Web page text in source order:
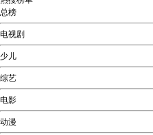
总榜
电视剧
少儿
综艺
电影
动漫